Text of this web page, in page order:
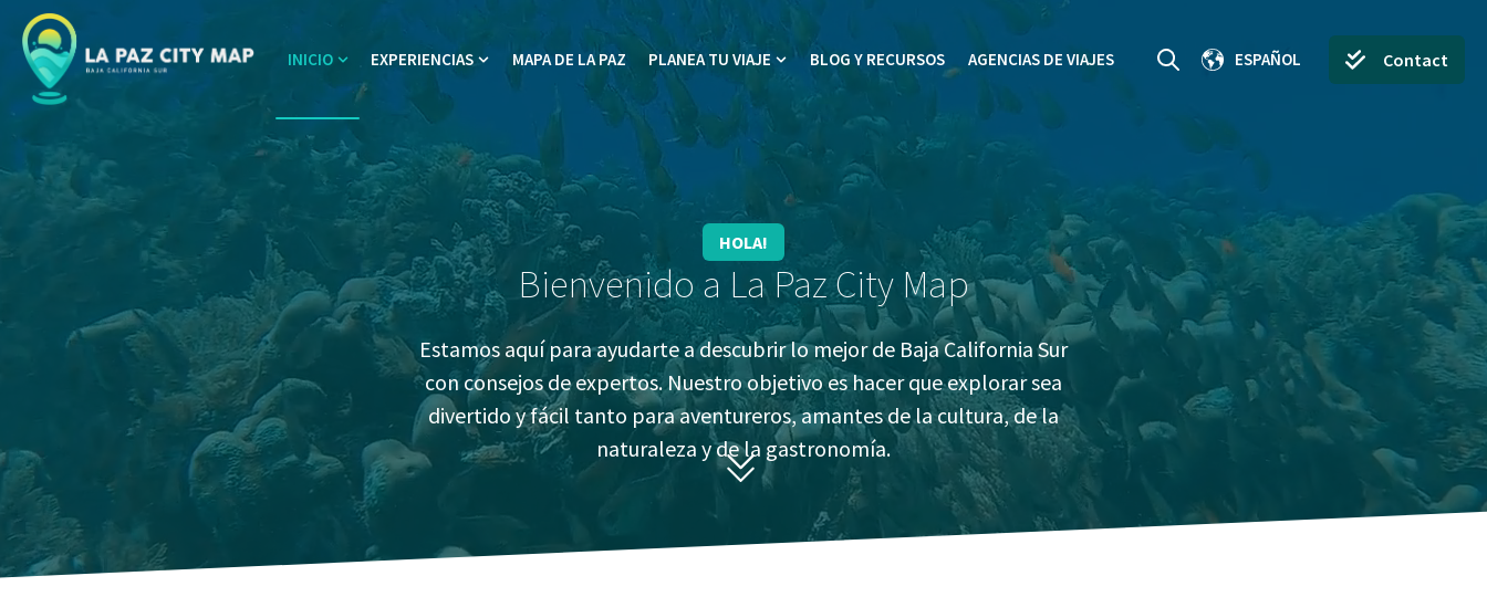
INICIO
Show submenu for Inicio
EXPERIENCIAS
Show submenu for Experiencias
MAPA DE LA PAZ PLANEA TU VIAJE
Show submenu for Planea tu Viaje
BLOG Y RECURSOS AGENCIAS DE VIAJES Open searchESPAÑOL
Show submenu for translations
Contact
HOLA!
Bienvenido a La Paz City Map
Estamos aquí para ayudarte a descubrir lo mejor de Baja California Sur
con consejos de expertos. Nuestro objetivo es hacer que explorar sea
divertido y fácil tanto para aventureros, amantes de la cultura, de la
naturaleza y de la gastronomía.